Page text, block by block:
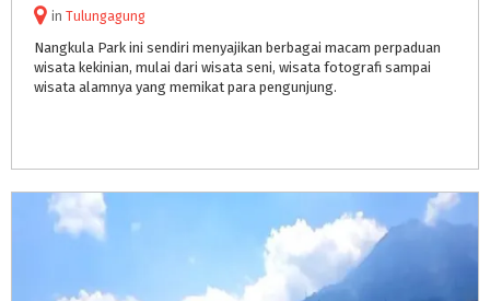
in Tulungagung
Nangkula Park ini sendiri menyajikan berbagai macam perpaduan
wisata kekinian, mulai dari wisata seni, wisata fotografi sampai
wisata alamnya yang memikat para pengunjung.